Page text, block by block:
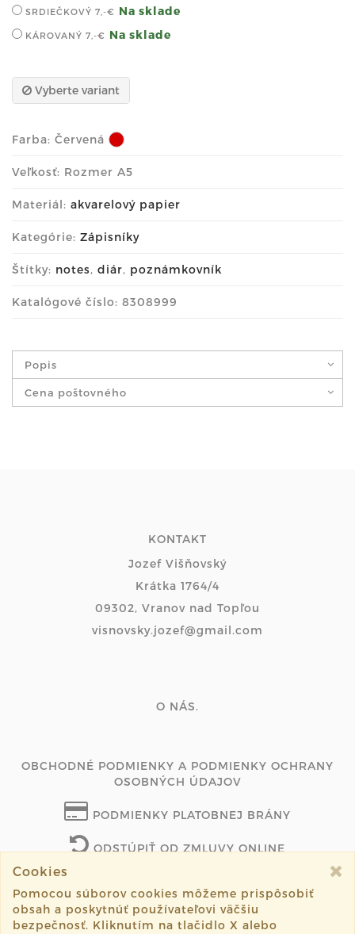
SRDIEČKOVÝ 7,-€ Na sklade
KÁROVANÝ 7,-€ Na sklade
Vyberte variant
Farba: Červená
Veľkosť: Rozmer A5
Materiál: akvarelový papier
Kategórie: Zápisníky
Štítky: notes, diár, poznámkovník
Katalógové číslo: 8308999
Popis
Cena poštovného
KONTAKT
Jozef Višňovský
Krátka 1764/4
09302, Vranov nad Topľou
visnovsky.jozef@gmail.com
O NÁS.
OBCHODNÉ PODMIENKY A PODMIENKY OCHRANY
OSOBNÝCH ÚDAJOV
PODMIENKY PLATOBNEJ BRÁNY
ODSTÚPIŤ OD ZMLUVY ONLINE
©2019 tvoritalubit.sk všetky práva vyhradené.
Cookies
Pomocou súborov cookies môžeme prispôsobiť
obsah a poskytnúť používateľovi väčšiu
bezpečnosť. Kliknutím na tlačidlo X alebo